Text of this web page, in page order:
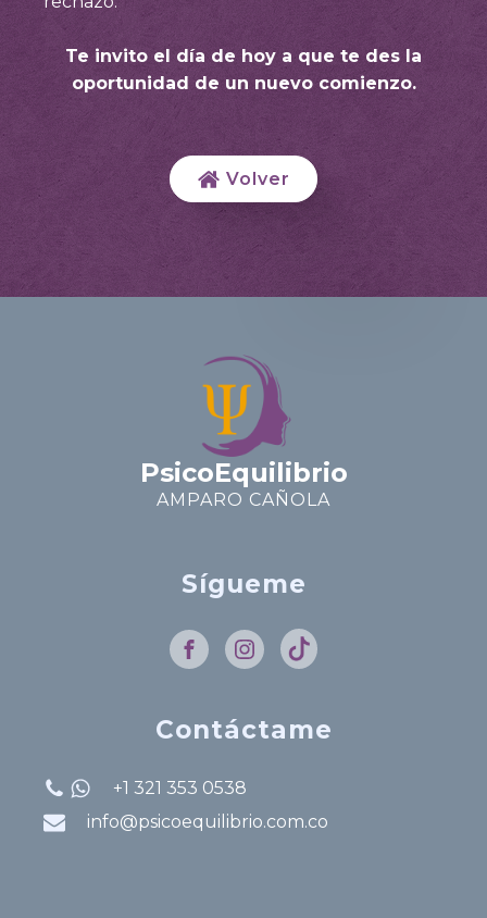
Te invito el día de hoy a que te des la
oportunidad de un nuevo comienzo.
Volver
PsicoEquilibrio
AMPARO CAÑOLA
Sígueme
Contáctame
+1 321 353 0538
info@psicoequilibrio.com.co